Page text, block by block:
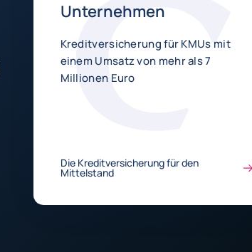
Unternehmen
Kreditversicherung für KMUs mit
einem Umsatz von mehr als 7
Millionen Euro
Die Kreditversicherung für den
Mittelstand